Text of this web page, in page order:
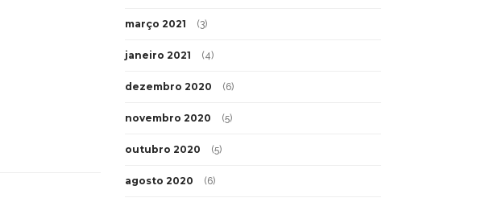
março 2021 (3)
janeiro 2021 (4)
dezembro 2020 (6)
novembro 2020 (5)
outubro 2020 (5)
agosto 2020 (6)